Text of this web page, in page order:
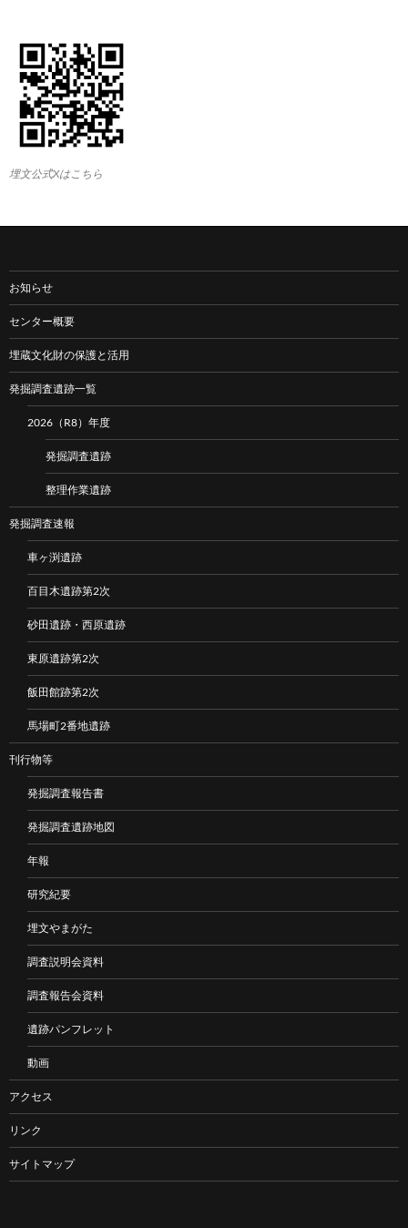
埋文公式Xはこちら
お知らせ
センター概要
埋蔵文化財の保護と活用
発掘調査遺跡一覧
2026（R8）年度
発掘調査遺跡
整理作業遺跡
発掘調査速報
車ヶ渕遺跡
百目木遺跡第2次
砂田遺跡・西原遺跡
東原遺跡第2次
飯田館跡第2次
馬場町2番地遺跡
刊行物等
発掘調査報告書
発掘調査遺跡地図
年報
研究紀要
埋文やまがた
調査説明会資料
調査報告会資料
遺跡パンフレット
動画
アクセス
リンク
サイトマップ